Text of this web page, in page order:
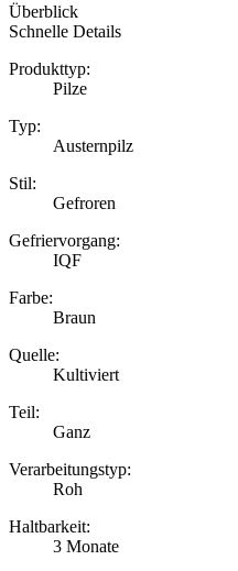
Überblick
Schnelle Details
Produkttyp:
Pilze
Typ:
Austernpilz
Stil:
Gefroren
Gefriervorgang:
IQF
Farbe:
Braun
Quelle:
Kultiviert
Teil:
Ganz
Verarbeitungstyp:
Roh
Haltbarkeit:
3 Monate